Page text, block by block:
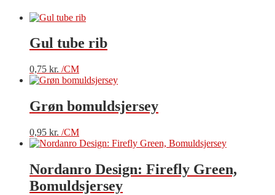
Gul tube rib
0,75 kr. /CM
Grøn bomuldsjersey
0,95 kr. /CM
Nordanro Design: Firefly Green,
Bomuldsjersey